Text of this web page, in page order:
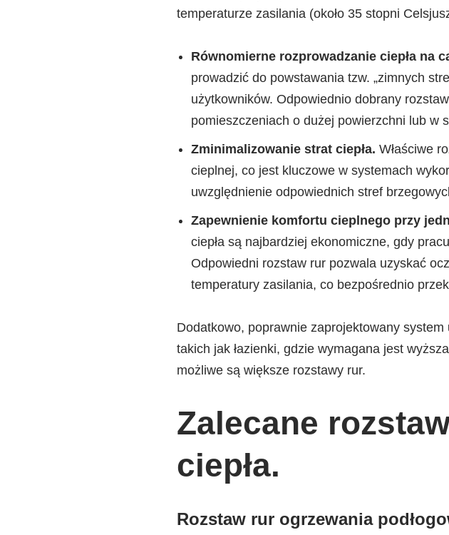
temperaturze zasilania (około 35 stopni
Równomierne rozprowadzanie ciepła na
prowadzić do powstawania tzw. „zimnych
użytkowników. Odpowiednio dobrany
pomieszczeniach o dużej powierzchni lub w
Zminimalizowanie strat ciepła. Właściwe
cieplnej, co jest kluczowe w systemach
uwzględnienie odpowiednich stref
Zapewnienie komfortu cieplnego przy
ciepła są najbardziej ekonomiczne, gdy
Odpowiedni rozstaw rur pozwala uzyskać
temperatury zasilania, co bezpośrednio
Dodatkowo, poprawnie zaprojektowany
takich jak łazienki, gdzie wymagana jest
możliwe są większe rozstawy rur.
Zalecane
ciepła.
Rozstaw rur ogrzewania